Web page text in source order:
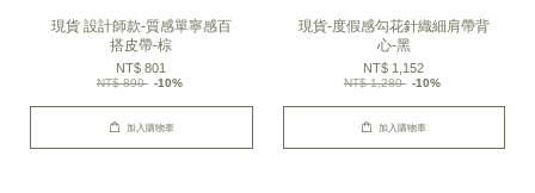
現貨 設計師款-質感單寧感百
搭皮帶-棕
NT$ 801
NT$ 890 -10%
加入購物車
現貨-度假感勾花針織細肩帶背
心-黑
NT$ 1,152
NT$ 1,280 -10%
加入購物車